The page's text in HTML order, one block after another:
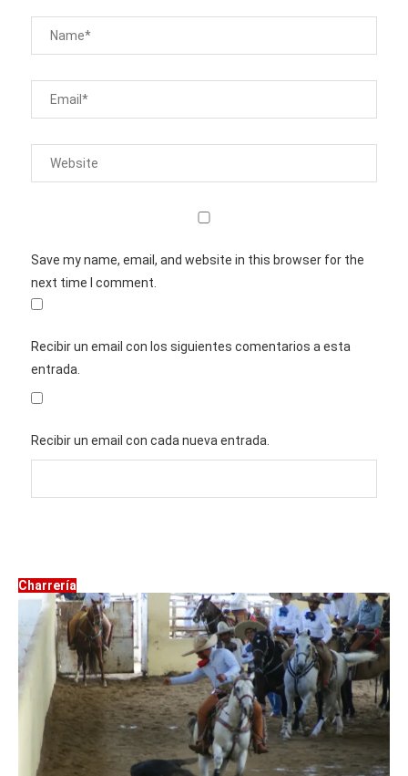
Save my name, email, and website in this browser for the
next time I comment.
Recibir un email con los siguientes comentarios a esta
entrada.
Recibir un email con cada nueva entrada.
Charrería